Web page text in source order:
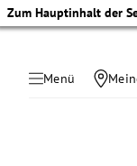
Zum Hauptinhalt der
Menü